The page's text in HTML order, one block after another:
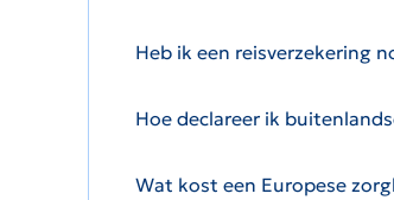
Heb ik een reisverzekering
Hoe declareer ik
Wat kost een Europese